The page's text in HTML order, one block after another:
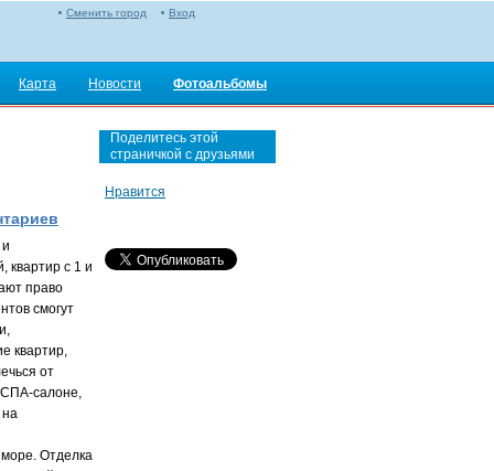
Вход
Сменить город
Карта Новости Фотоальбомы
квартир с 1 и
право
смогут
квартир,
от
СПА-салоне,
на
Отделка
Поделитесь этой
страничкой с друзьями
Нравится